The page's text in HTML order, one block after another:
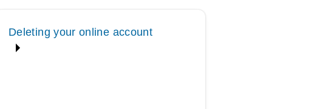
Deleting your online account